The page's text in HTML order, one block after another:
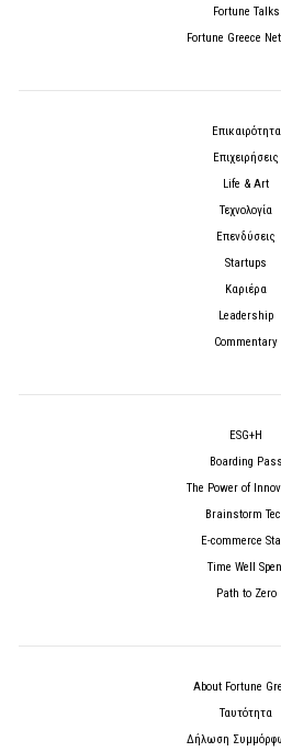
Fortune Talks
Fortune Greece
Επικαιρότητα
Επιχειρήσεις
Life & Art
Τεχνολογία
Επενδύσεις
Startups
Καριέρα
Leadership
Commentary
ESG+H
Boarding Pass
The Power of
Brainstorm
E-commerce
Time Well
Path to Zero
About Fortune
Ταυτότητα
Δήλωση